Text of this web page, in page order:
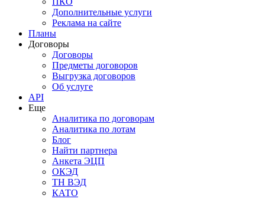
Дополнительные услуги
Реклама на сайте
Планы
Договоры
Договоры
Предметы договоров
Выгрузка договоров
Об услуге
API
Еще
Аналитика по договорам
Аналитика по лотам
Блог
Найти партнера
Анкета ЭЦП
ОКЭД
ТН ВЭД
КАТО